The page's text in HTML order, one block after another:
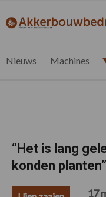
de
de
de
de
akkerbouwbedrijf.nl
Nieuws Machines
“Het is lang
konden planten”
17